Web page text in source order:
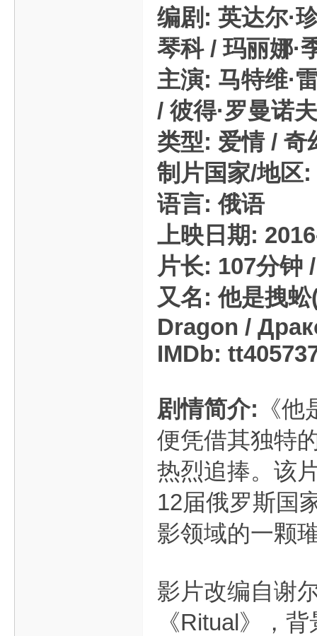
编剧: 英达尔·
琴科 / 玛丽娜·
主演: 马特维·
/ 彼得·罗曼诺
类型: 爱情 / 奇
制片国家/地区
语言: 俄语
上映日期:
片长: 107分钟
又名: 他是拽
Dragon /
IMDb:
剧情简介: 《
便凭借其独特
热烈追捧。该
12届俄罗斯国
影领域的一颗
影片改编自谢
《Ritual》，